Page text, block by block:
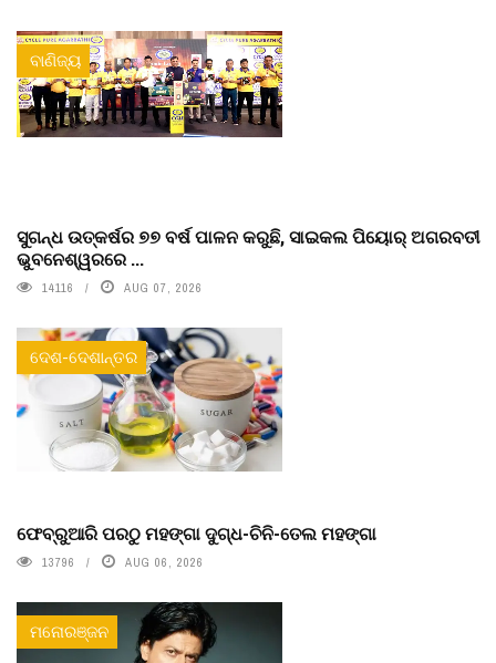
ବାଣିଜ୍ୟ
ସୁଗନ୍ଧ ଉତ୍କର୍ଷର ୭୭ ବର୍ଷ ପାଳନ କରୁଛି, ସାଇକଲ ପିୟୋର୍‌ ଅଗରବତୀ
ଭୁବନେଶ୍ୱରରେ ...
14116 AUG 07, 2026
ଦେଶ-ଦେଶାନ୍ତର
ଫେବ୍ରୁଆରି ପରଠୁ ମହଙ୍ଗା ଦୁଗ୍ଧ-ଚିନି-ତେଲ ମହଙ୍ଗା
13796 AUG 06, 2026
ମନୋରଞ୍ଜନ